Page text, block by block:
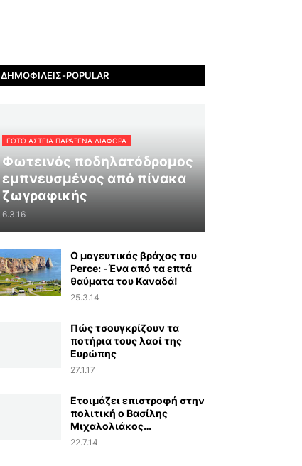
ΔΗΜΟΦΙΛΕΊΣ-POPULAR
FOTO ΑΣΤΕΙΑ ΠΑΡΑΞΕΝΑ ΔΙΑΦΟΡΑ
Φωτεινός ποδηλατόδρομος
εμπνευσμένος από πίνακα
ζωγραφικής
6.3.16
Ο μαγευτικός βράχος του
Perce: -Ένα από τα επτά
θαύματα του Καναδά!
25.3.14
Πώς τσουγκρίζουν τα
ποτήρια τους λαοί της
Ευρώπης
27.1.17
Ετοιμάζει επιστροφή στην
πολιτική ο Βασίλης
Μιχαλολιάκος…
22.7.14